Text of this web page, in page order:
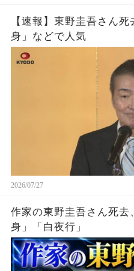
【速報】東野圭吾さん
身」などで人気
2026/07/27
作家の東野圭吾さん死
身」「白夜行」